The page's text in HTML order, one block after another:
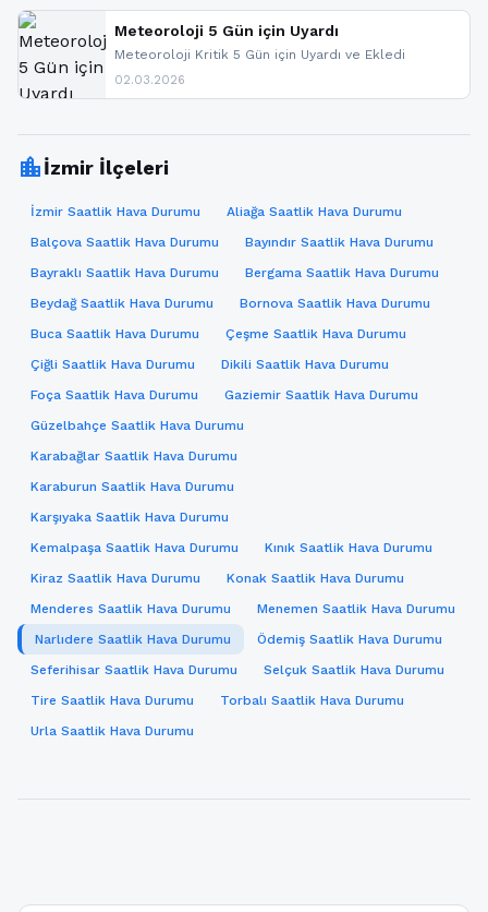
paylaşacağız. En hızlı şekilde haberdar olmak için
sitemizi takip edebilir ve bildirimleri açabilirsiniz.
Meteoroloji 5 Gün için Uyardı
Meteoroloji Kritik 5 Gün için Uyardı ve Ekledi
02.03.2026
location_cityİzmir İlçeleri
İzmir Saatlik Hava Durumu
Aliağa Saatlik Hava Durumu
Balçova Saatlik Hava Durumu
Bayındır Saatlik Hava Durumu
Bayraklı Saatlik Hava Durumu
Bergama Saatlik Hava Durumu
Beydağ Saatlik Hava Durumu
Bornova Saatlik Hava Durumu
Buca Saatlik Hava Durumu
Çeşme Saatlik Hava Durumu
Çiğli Saatlik Hava Durumu
Dikili Saatlik Hava Durumu
Foça Saatlik Hava Durumu
Gaziemir Saatlik Hava Durumu
Güzelbahçe Saatlik Hava Durumu
Karabağlar Saatlik Hava Durumu
Karaburun Saatlik Hava Durumu
Karşıyaka Saatlik Hava Durumu
Kemalpaşa Saatlik Hava Durumu
Kınık Saatlik Hava Durumu
Kiraz Saatlik Hava Durumu
Konak Saatlik Hava Durumu
Menderes Saatlik Hava Durumu
Menemen Saatlik Hava Durumu
Narlıdere Saatlik Hava Durumu
Ödemiş Saatlik Hava Durumu
Seferihisar Saatlik Hava Durumu
Selçuk Saatlik Hava Durumu
Tire Saatlik Hava Durumu
Torbalı Saatlik Hava Durumu
Urla Saatlik Hava Durumu